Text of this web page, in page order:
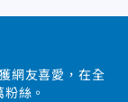
網友喜愛，在全
絲。